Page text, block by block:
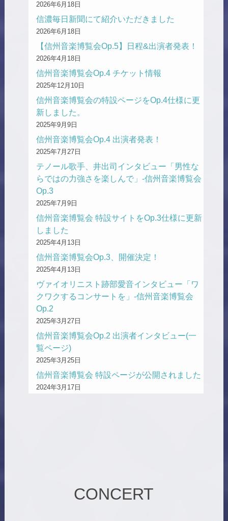
2026年6月18日
信濃毎日新聞にて紹介いただきました
2026年6月18日
【信州音楽博覧会Op.5】日程&出演者発表！
2026年4月18日
信州音楽博覧会Op.4 チケット情報
2025年12月10日
信州音楽博覧会の特設ページをOp.4仕様に更
新しました。
2025年9月9日
信州音楽博覧会Op.4 出演者発表！
2025年7月27日
テノール歌手、井出司インタビュー「男性な
らではの力強さを楽しんで」-信州音楽博覧会
Op.3
2025年7月9日
信州音楽博覧会 特設サイトをOp.3仕様に更新
しました
2025年4月13日
信州音楽博覧会Op.3、開催決定！
2025年4月13日
ヴァイオリニスト跡部愛音インタビュー「ワ
クワクするコンサートを」-信州音楽博覧会
Op.2
2025年3月27日
信州音楽博覧会Op.2 出演者インタビュー(一
覧ページ)
2025年3月25日
信州音楽博覧会 特設ページが公開されました
2024年3月17日
CONCERT